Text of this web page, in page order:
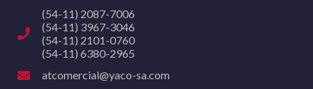
(54-11) 2087-7006
(54-11) 3967-3046
(54-11) 2101-0760
(54-11) 6380-2965
atcomercial@yaco-sa.com